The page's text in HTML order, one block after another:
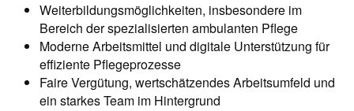
Weiterbildungsmöglichkeiten, insbesondere im
Bereich der spezialisierten ambulanten Pflege
Moderne Arbeitsmittel und digitale Unterstützung für
effiziente Pflegeprozesse
Faire Vergütung, wertschätzendes Arbeitsumfeld und
ein starkes Team im Hintergrund